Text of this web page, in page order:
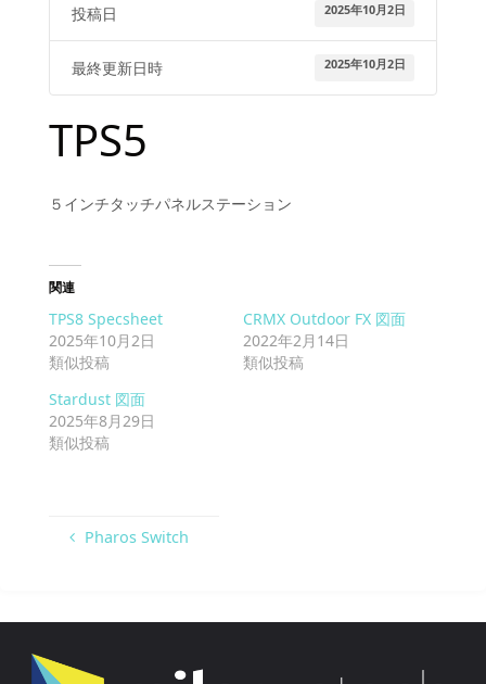
投稿日 2025年10月2日
最終更新日時 2025年10月2日
TPS5
５インチタッチパネルステーション
関連
TPS8 Specsheet
2025年10月2日
類似投稿
CRMX Outdoor FX 図面
2022年2月14日
類似投稿
Stardust 図面
2025年8月29日
類似投稿
Pharos Switch